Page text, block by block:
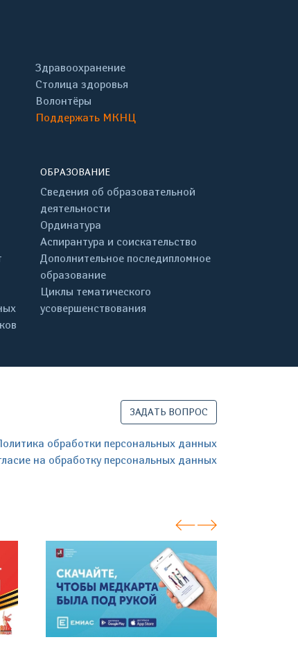
Здравоохранение
Столица здоровья
Волонтёры
Поддержать МКНЦ
ОБРАЗОВАНИЕ
Сведения об образовательной
деятельности
Ординатура
Аспирантура и соискательство
Дополнительное последипломное
образование
Циклы тематического
усовершенствования
ЗАДАТЬ ВОПРОС
обработки персональных данных
на обработку персональных данных